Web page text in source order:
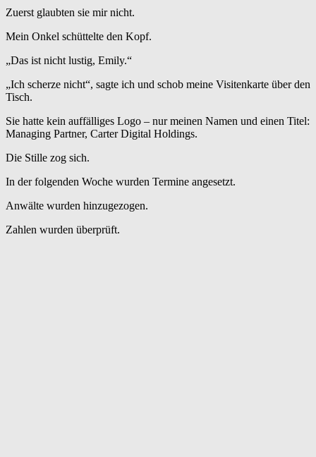
Zuerst glaubten sie mir nicht.
Mein Onkel schüttelte den Kopf.
„Das ist nicht lustig, Emily.“
„Ich scherze nicht“, sagte ich und schob meine Visitenkarte über den
Tisch.
Sie hatte kein auffälliges Logo – nur meinen Namen und einen Titel:
Managing Partner, Carter Digital Holdings.
Die Stille zog sich.
In der folgenden Woche wurden Termine angesetzt.
Anwälte wurden hinzugezogen.
Zahlen wurden überprüft.